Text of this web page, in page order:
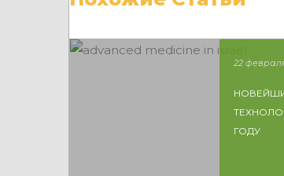
ГОДУ
22